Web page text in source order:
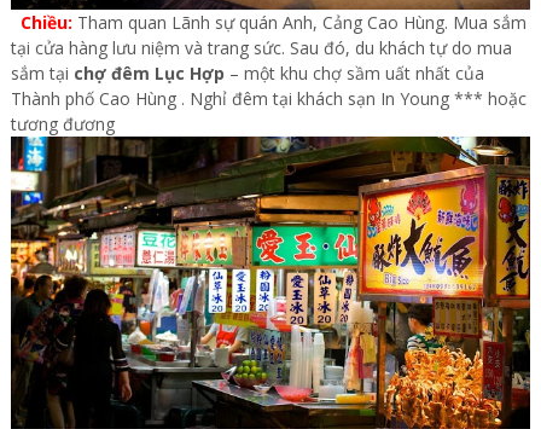
Chiều: Tham quan Lãnh sự quán Anh, Cảng Cao Hùng. Mua sắm
tại cửa hàng lưu niệm và trang sức. Sau đó, du khách tự do mua
sắm tại chợ đêm Lục Hợp – một khu chợ sầm uất nhất của
Thành phố Cao Hùng . Nghỉ đêm tại khách sạn In Young *** hoặc
tương đương